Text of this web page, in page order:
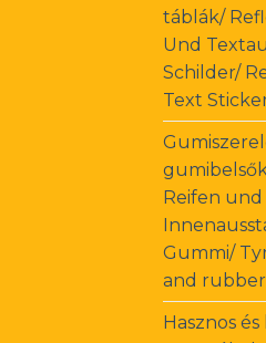
táblák/
Und
Schilder/
Text
Reifen und
Gummi/
and
Hasznos